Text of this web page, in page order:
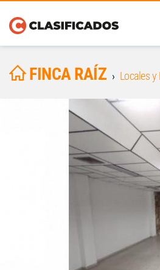
FINCA RAÍZ Locales